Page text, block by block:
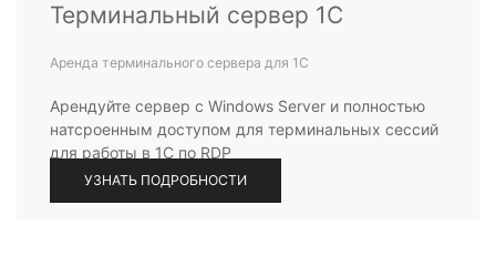
Терминальный сервер 1С
Аренда терминального сервера для 1С
Арендуйте сервер с Windows Server и полностью
натсроенным доступом для терминальных сессий
для работы в 1С по RDP
УЗНАТЬ ПОДРОБНОСТИ